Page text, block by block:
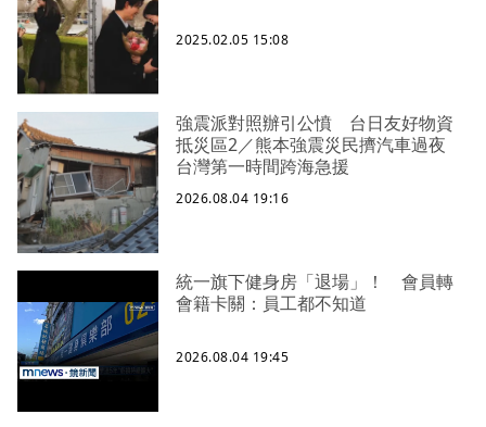
2025.02.05 15:08
強震派對照辦引公憤 台日友好物資
抵災區2／熊本強震災民擠汽車過夜
台灣第一時間跨海急援
2026.08.04 19:16
統一旗下健身房「退場」！ 會員轉
會籍卡關：員工都不知道
2026.08.04 19:45